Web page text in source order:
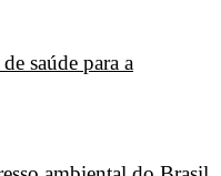
saúde para a